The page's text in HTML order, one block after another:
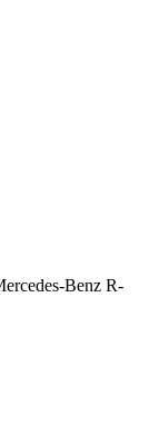
Benz R-